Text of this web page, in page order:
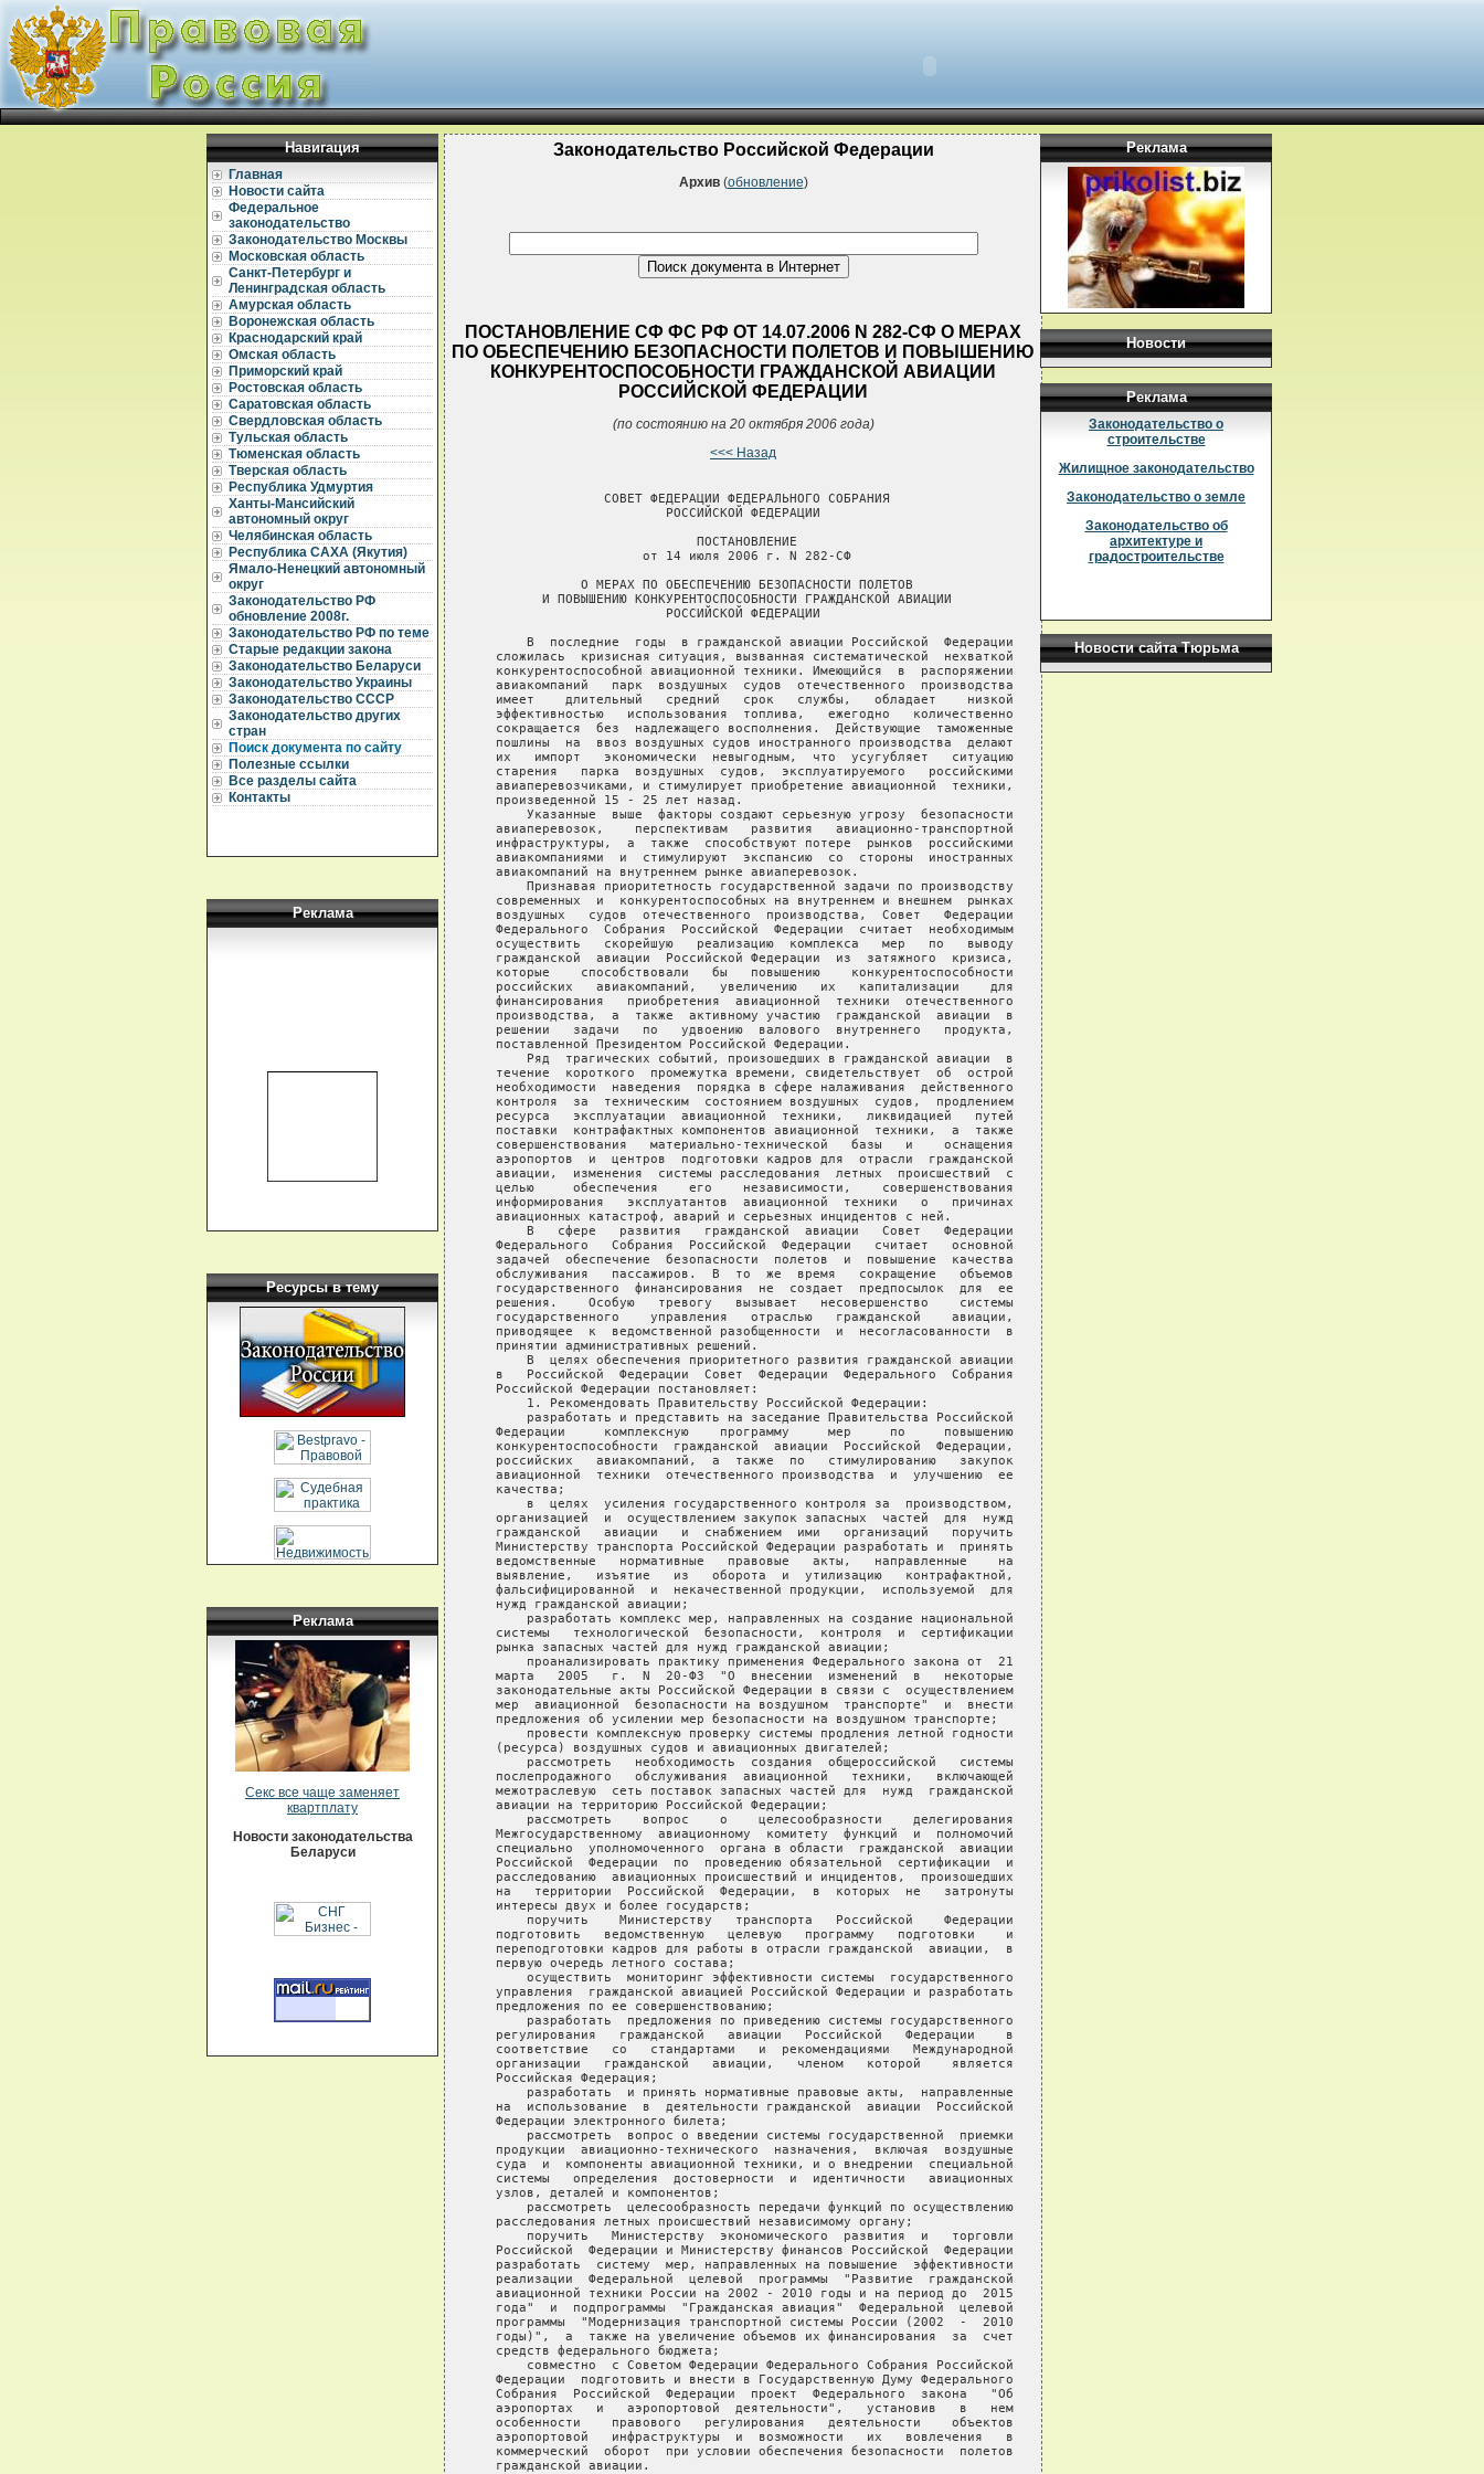
Навигация
Главная
Новости сайта
Федеральное
законодательство
Законодательство Москвы
Московская область
Санкт-Петербург и
Ленинградская область
Амурская область
Воронежская область
Краснодарский край
Омская область
Приморский край
Ростовская область
Саратовская область
Свердловская область
Тульская область
Тюменская область
Тверская область
Республика Удмуртия
Ханты-Мансийский
автономный округ
Челябинская область
Республика САХА (Якутия)
Ямало-Ненецкий автономный
округ
Законодательство РФ
обновление 2008г.
Законодательство РФ по теме
Старые редакции закона
Законодательство Беларуси
Законодательство Украины
Законодательство СССР
Законодательство других
стран
Поиск документа по сайту
Полезные ссылки
Все разделы сайта
Контакты
Реклама
Ресурсы в тему
Реклама
Секс все чаще заменяет
квартплату
Новости законодательства
Беларуси
Законодательство Российской Федерации
Архив (обновление)
ПОСТАНОВЛЕНИЕ СФ ФС РФ ОТ 14.07.2006 N 282-СФ О МЕРАХ
ПО ОБЕСПЕЧЕНИЮ БЕЗОПАСНОСТИ ПОЛЕТОВ И ПОВЫШЕНИЮ
КОНКУРЕНТОСПОСОБНОСТИ ГРАЖДАНСКОЙ АВИАЦИИ
РОССИЙСКОЙ ФЕДЕРАЦИИ
(по состоянию на 20 октября 2006 года)
<<< Назад
                 СОВЕТ ФЕДЕРАЦИИ ФЕДЕРАЛЬНОГО СОБРАНИЯ
                         РОССИЙСКОЙ ФЕДЕРАЦИИ
                             ПОСТАНОВЛЕНИЕ
                      от 14 июля 2006 г. N 282-СФ
              О МЕРАХ ПО ОБЕСПЕЧЕНИЮ БЕЗОПАСНОСТИ ПОЛЕТОВ
         И ПОВЫШЕНИЮ КОНКУРЕНТОСПОСОБНОСТИ ГРАЖДАНСКОЙ АВИАЦИИ
                         РОССИЙСКОЙ ФЕДЕРАЦИИ
       В  последние  годы  в гражданской авиации Российской  Федерации
   сложилась  кризисная ситуация, вызванная систематической  нехваткой
   конкурентоспособной авиационной техники. Имеющийся  в  распоряжении
   авиакомпаний   парк  воздушных  судов  отечественного  производства
   имеет    длительный   средний   срок   службы,   обладает    низкой
   эффективностью   использования  топлива,   ежегодно   количественно
   сокращается  без  надлежащего восполнения.  Действующие  таможенные
   пошлины  на  ввоз воздушных судов иностранного производства  делают
   их   импорт   экономически  невыгодным,  что  усугубляет   ситуацию
   старения   парка  воздушных  судов,  эксплуатируемого   российскими
   авиаперевозчиками, и стимулирует приобретение авиационной  техники,
   произведенной 15 - 25 лет назад.
       Указанные  выше  факторы создают серьезную угрозу  безопасности
   авиаперевозок,    перспективам   развития   авиационно-транспортной
   инфраструктуры,  а  также  способствуют потере  рынков  российскими
   авиакомпаниями  и  стимулируют  экспансию  со  стороны  иностранных
   авиакомпаний на внутреннем рынке авиаперевозок.
       Признавая приоритетность государственной задачи по производству
   современных  и  конкурентоспособных на внутреннем и внешнем  рынках
   воздушных   судов  отечественного  производства,  Совет   Федерации
   Федерального  Собрания  Российской  Федерации  считает  необходимым
   осуществить   скорейшую   реализацию  комплекса   мер   по   выводу
   гражданской  авиации  Российской Федерации  из  затяжного  кризиса,
   которые    способствовали   бы   повышению    конкурентоспособности
   российских   авиакомпаний,   увеличению   их   капитализации    для
   финансирования   приобретения  авиационной  техники  отечественного
   производства,  а  также  активному участию  гражданской  авиации  в
   решении   задачи   по   удвоению  валового  внутреннего   продукта,
   поставленной Президентом Российской Федерации.
       Ряд  трагических событий, произошедших в гражданской авиации  в
   течение  короткого  промежутка времени, свидетельствует  об  острой
   необходимости  наведения  порядка в сфере налаживания  действенного
   контроля  за  техническим  состоянием воздушных  судов,  продлением
   ресурса   эксплуатации  авиационной  техники,   ликвидацией   путей
   поставки  контрафактных компонентов авиационной  техники,  а  также
   совершенствования   материально-технической   базы   и    оснащения
   аэропортов  и  центров  подготовки кадров для  отрасли  гражданской
   авиации,  изменения  системы расследования  летных  происшествий  с
   целью     обеспечения    его    независимости,    совершенствования
   информирования   эксплуатантов  авиационной  техники   о   причинах
   авиационных катастроф, аварий и серьезных инцидентов с ней.
       В   сфере   развития   гражданской  авиации   Совет   Федерации
   Федерального   Собрания  Российской  Федерации   считает   основной
   задачей  обеспечение  безопасности  полетов  и  повышение  качества
   обслуживания   пассажиров.  В  то  же  время   сокращение   объемов
   государственного  финансирования  не  создает  предпосылок  для  ее
   решения.    Особую   тревогу   вызывает   несовершенство    системы
   государственного    управления   отраслью   гражданской    авиации,
   приводящее  к  ведомственной разобщенности  и  несогласованности  в
   принятии административных решений.
       В  целях обеспечения приоритетного развития гражданской авиации
   в   Российской  Федерации  Совет  Федерации  Федерального  Собрания
   Российской Федерации постановляет:
       1. Рекомендовать Правительству Российской Федерации:
       разработать и представить на заседание Правительства Российской
   Федерации     комплексную    программу     мер     по     повышению
   конкурентоспособности  гражданской  авиации  Российской  Федерации,
   российских   авиакомпаний,  а  также  по   стимулированию   закупок
   авиационной  техники  отечественного производства  и  улучшению  ее
   качества;
       в  целях  усиления государственного контроля за  производством,
   организацией  и  осуществлением закупок запасных  частей  для  нужд
   гражданской   авиации   и  снабжением  ими   организаций   поручить
   Министерству транспорта Российской Федерации разработать и  принять
   ведомственные   нормативные   правовые   акты,   направленные    на
   выявление,   изъятие   из   оборота  и  утилизацию   контрафактной,
   фальсифицированной  и  некачественной продукции,  используемой  для
   нужд гражданской авиации;
       разработать комплекс мер, направленных на создание национальной
   системы   технологической  безопасности,  контроля  и  сертификации
   рынка запасных частей для нужд гражданской авиации;
       проанализировать практику применения Федерального закона от  21
   марта   2005   г.  N  20-ФЗ  "О  внесении  изменений  в   некоторые
   законодательные акты Российской Федерации в связи с  осуществлением
   мер  авиационной  безопасности на воздушном  транспорте"  и  внести
   предложения об усилении мер безопасности на воздушном транспорте;
       провести комплексную проверку системы продления летной годности
   (ресурса) воздушных судов и авиационных двигателей;
       рассмотреть   необходимость  создания  общероссийской   системы
   послепродажного   обслуживания  авиационной   техники,   включающей
   межотраслевую  сеть поставок запасных частей для  нужд  гражданской
   авиации на территорию Российской Федерации;
       рассмотреть    вопрос    о    целесообразности    делегирования
   Межгосударственному  авиационному  комитету  функций  и  полномочий
   специально  уполномоченного  органа в области  гражданской  авиации
   Российской  Федерации  по  проведению обязательной  сертификации  и
   расследованию  авиационных происшествий и инцидентов,  произошедших
   на   территории  Российской  Федерации,  в  которых  не   затронуты
   интересы двух и более государств;
       поручить    Министерству   транспорта   Российской    Федерации
   подготовить   ведомственную   целевую   программу   подготовки    и
   переподготовки кадров для работы в отрасли гражданской  авиации,  в
   первую очередь летного состава;
       осуществить  мониторинг эффективности системы  государственного
   управления  гражданской авиацией Российской Федерации и разработать
   предложения по ее совершенствованию;
       разработать  предложения по приведению системы государственного
   регулирования   гражданской   авиации   Российской   Федерации    в
   соответствие   со   стандартами   и  рекомендациями   Международной
   организации   гражданской   авиации,   членом   которой    является
   Российская Федерация;
       разработать  и принять нормативные правовые акты,  направленные
   на  использование  в  деятельности гражданской  авиации  Российской
   Федерации электронного билета;
       рассмотреть  вопрос о введении системы государственной  приемки
   продукции  авиационно-технического  назначения,  включая  воздушные
   суда  и  компоненты авиационной техники, и о внедрении  специальной
   системы   определения  достоверности  и  идентичности   авиационных
   узлов, деталей и компонентов;
       рассмотреть  целесообразность передачи функций по осуществлению
   расследования летных происшествий независимому органу;
       поручить   Министерству  экономического  развития  и   торговли
   Российской  Федерации и Министерству финансов Российской  Федерации
   разработать  систему  мер, направленных на повышение  эффективности
   реализации  Федеральной  целевой  программы  "Развитие  гражданской
   авиационной техники России на 2002 - 2010 годы и на период до  2015
   года"  и  подпрограммы  "Гражданская авиация"  Федеральной  целевой
   программы  "Модернизация транспортной системы России (2002  -  2010
   годы)",  а  также на увеличение объемов их финансирования  за  счет
   средств федерального бюджета;
       совместно  с Советом Федерации Федерального Собрания Российской
   Федерации  подготовить и внести в Государственную Думу Федерального
   Собрания  Российской  Федерации  проект  Федерального  закона   "Об
   аэропортах   и   аэропортовой  деятельности",   установив   в   нем
   особенности    правового   регулирования   деятельности    объектов
   аэропортовой   инфраструктуры  и  возможности   их   вовлечения   в
   коммерческий  оборот  при условии обеспечения безопасности  полетов
   гражданской авиации.
Реклама
Новости
Реклама
Законодательство о
строительстве
Жилищное законодательство
Законодательство о земле
Законодательство об
архитектуре и
градостроительстве
Новости сайта Тюрьма